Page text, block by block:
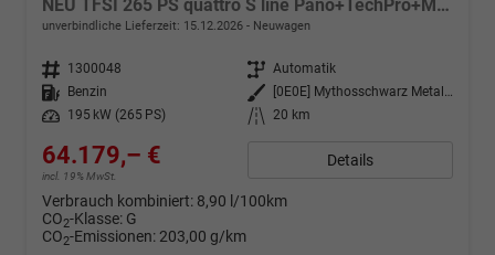
NEU TFSI 265 PS quattro S line Pano+TechPro+Matrix+AHK+HUD+Alu20+KlimaPlus+DCC+SONOS
unverbindliche Lieferzeit: 15.12.2026 Neuwagen
Fahrzeugnr. 1300048 Getriebe Automatik
Kraftstoff
Benzin Außenfarbe
[0E0E] Mythosschwarz Metallic
Leistung
195 kW (265 PS) Kilometerstand 20 km
64.179,– €
incl. 19% MwSt.
Details
Verbrauch kombiniert: 8,90 l/100km
CO2-Klasse: G
CO2-Emissionen: 203,00 g/km